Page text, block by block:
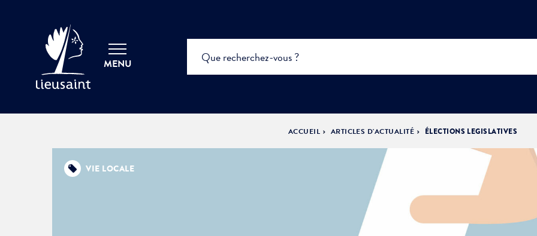
MENU
INFOS
ACTUALITÉS &
ÉVÈNEMENTS
DÉMOCRATIE
PARTICIPATIVE
ACCUEIL ARTICLES D'ACTUALITÉ ÉLECTIONS LEGISLATIVES
VIE LOCALE